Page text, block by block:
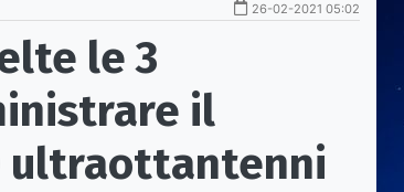
26-02-2021 05:02
le 3
il
ultraottantenni